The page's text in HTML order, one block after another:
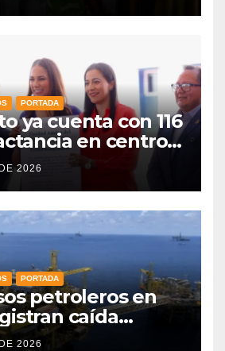
PORTADA
ya cuenta con 116
en centros
Gobernadora
2026
PORTADA
petroleros en
caída
una década
2026